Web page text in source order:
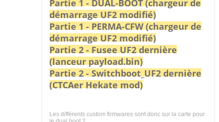
Partie 1 - DUAL-BOOT (chargeur de
démarrage UF2 modifié)
Partie 1 - PERMA-CFW (chargeur de
démarrage UF2 modifié)
Partie 2 - Fusee UF2 dernière
(lanceur payload.bin)
Partie 2 - Switchboot_UF2 dernière
(CTCAer Hekate mod)
Les différents custom firmwares sont donc sur la carte pour